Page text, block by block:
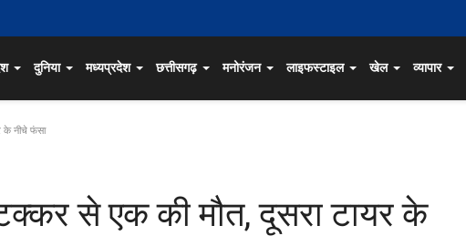
दुनिया मध्यप्रदेश छत्तीसगढ़ मनोरंजन लाइफस्टाइल खेल व्यापार
के नीचे फंसा
टक्कर से एक की मौत, दूसरा टायर के